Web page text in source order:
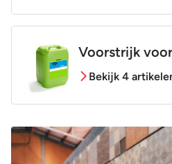
Voorstrijk
Bekijk 4